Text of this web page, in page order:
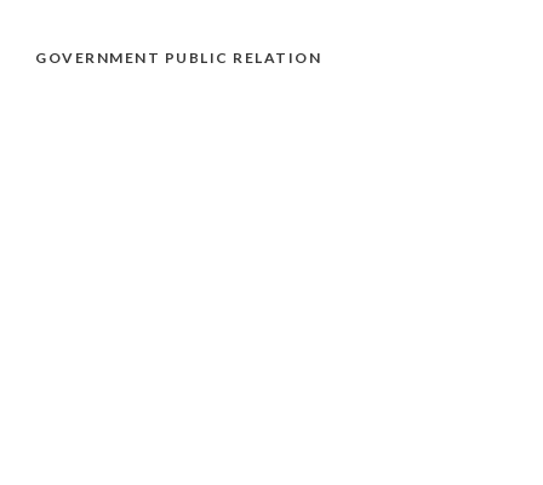
GOVERNMENT PUBLIC RELATION